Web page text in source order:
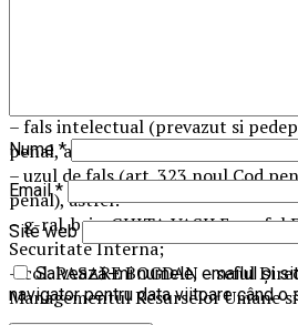
precum si impotriva urmatoarelor
– fals intelectual (prevazut si
penal, art. 289 vechiul Cod penal),
– uzul de fals (art. 323 noul Cod
penal), astfel:
– g-ral. brig. GHITA VASILE – seful
Securitate Interna;
– col. PASARE BOGDAN – seful
Managementul Resurselor Umane
Nume *
Email*
Site web
Salvează-mi numele, emailul și
navigator pentru data viitoare când o